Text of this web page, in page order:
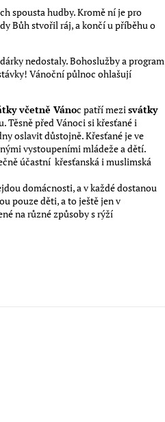
spousta hudby. Kromě ní je pro
Bůh stvořil ráj, a končí u příběhu o
nedostaly. Bohoslužby a program
Vánoční půlnoc ohlašují
včetně Vánoc patří mezisvátky
Těsně před Vánoci si křesťané i
oslavit důstojně. Křesťané je ve
vystoupeními mládeže a dětí.
účastní křesťanská i muslimská
domácnosti, a v každé dostanou
pouze děti, a to ještě jen v
na různé způsoby s rýží